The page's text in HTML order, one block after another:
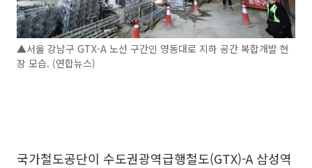
▲서울 강남구 GTX-A 노선 구간인 영동대로 지하 공간 복합개발 현
장 모습. (연합뉴스)
국가철도공단이 수도권광역급행철도(GTX)-A 삼성역